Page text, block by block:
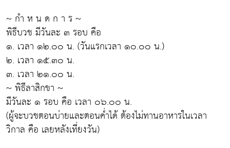
~ กำ ห น ด ก า ร ~
พิธีบวช มีวันละ ๓ รอบ คือ
๑. เวลา ๑๒.๐๐ น. (วันแรกเวลา ๑๐.๐๐ น.)
๒. เวลา ๑๕.๓๐ น.
๓. เวลา ๒๑.๐๐ น.
~ พิธีลาสิกขา ~
มีวันละ ๑ รอบ คือ เวลา ๐๖.๐๐ น.
(ผู้จะบวชตอนบ่ายและตอนค่ำได้ ต้องไม่ทานอาหารในเวลา
วิกาล คือ เลยหลังเที่ยงวัน)